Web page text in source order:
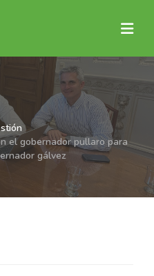
el gobernador pullaro para
gálvez